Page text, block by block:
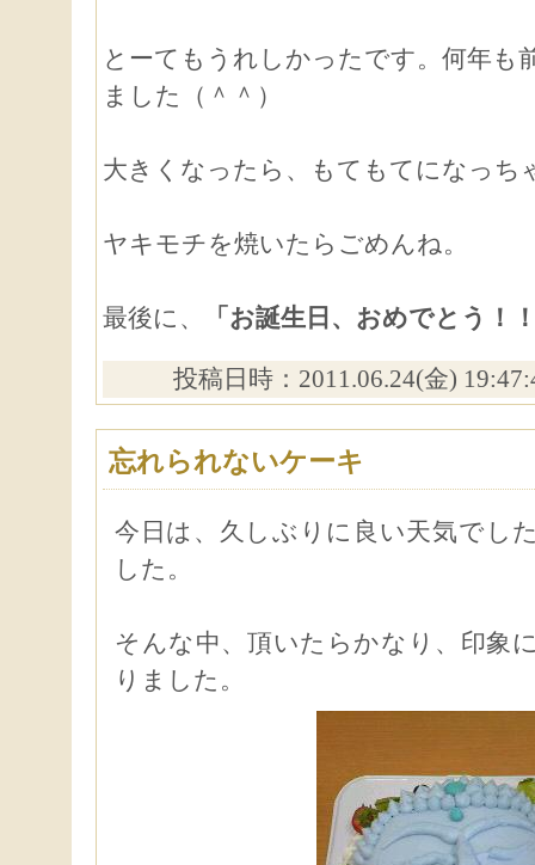
とーてもうれしかったです。何年も
ました（＾＾）
大きくなったら、もてもてになっち
ヤキモチを焼いたらごめんね。
最後に、 「お誕生日、おめでとう！
投稿日時：2011.06.24(金)
忘れられないケーキ
今日は、久しぶりに良い天気でし
した。
そんな中、頂いたらかなり、印象
りました。